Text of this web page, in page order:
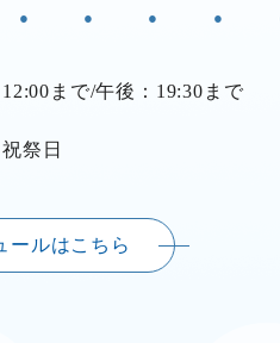
● ● ● ●
まで/午後：19:30まで
祭日
ールはこちら